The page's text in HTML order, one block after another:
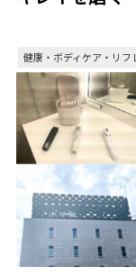
健康・ボディケア・リフ